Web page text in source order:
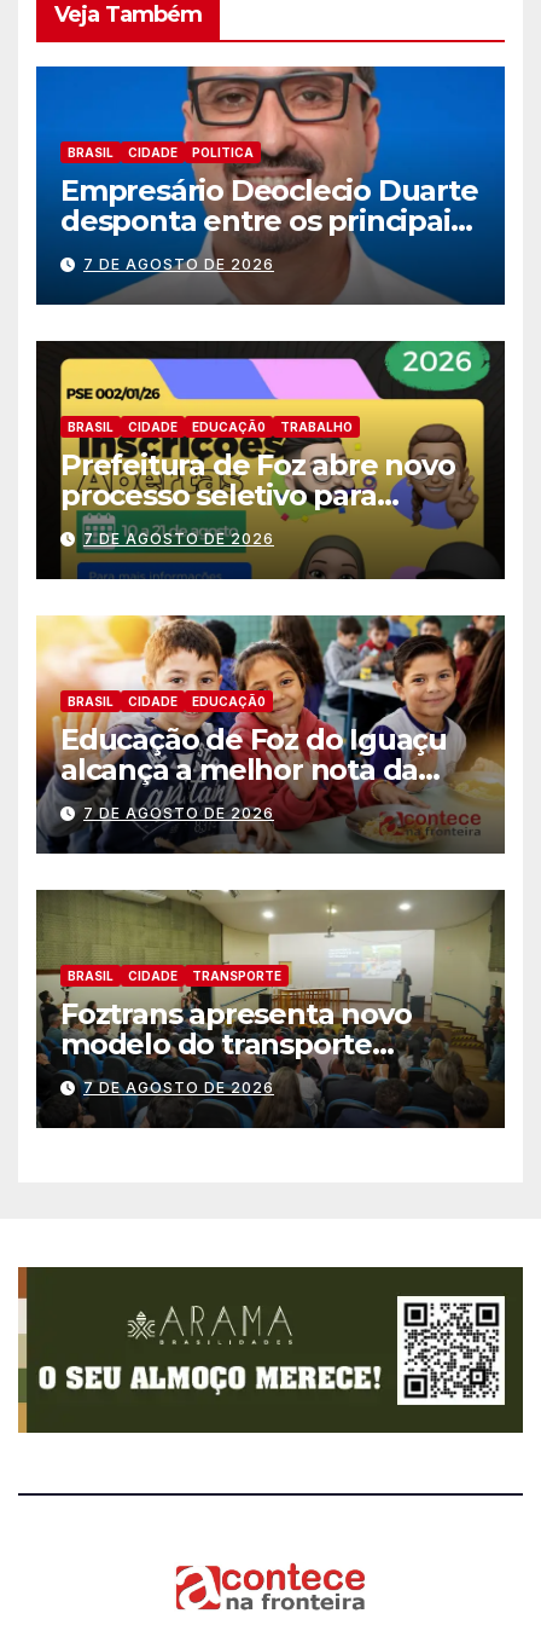
Veja Também
BRASIL CIDADE POLITICA
Empresário Deoclecio Duarte
desponta entre os principais
nomes do União Brasil para
deputado estadual
7 DE AGOSTO DE 2026
BRASIL CIDADE EDUCAÇÃ0 TRABALHO
Prefeitura de Foz abre novo
processo seletivo para
estagiários
7 DE AGOSTO DE 2026
BRASIL CIDADE EDUCAÇÃ0
Educação de Foz do Iguaçu
alcança a melhor nota da
história no IDEB
7 DE AGOSTO DE 2026
BRASIL CIDADE TRANSPORTE
Foztrans apresenta novo
modelo do transporte
coletivo em audiência
pública e avança para um
sistema mais moderno e
7 DE AGOSTO DE 2026